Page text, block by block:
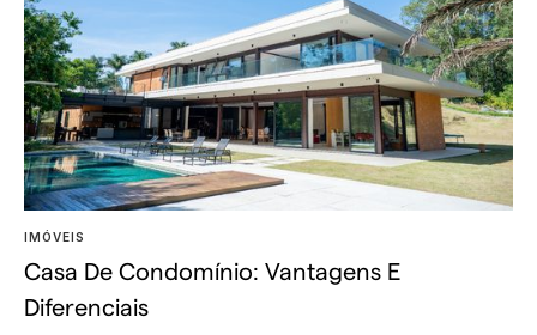
IMÓVEIS
Casa De Condomínio: Vantagens E
Diferenciais